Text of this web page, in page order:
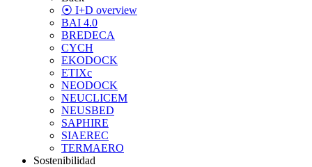
⦿ I+D overview
BAI 4.0
BREDECA
CYCH
EKODOCK
ETIXc
NEODOCK
NEUCLICEM
NEUSBED
SAPHIRE
SIAEREC
TERMAERO
Sostenibilidad